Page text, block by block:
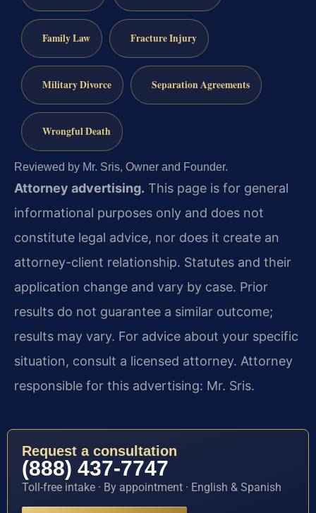
Family Law Fracture Injury
Military Divorce Separation Agreements
Wrongful Death
Reviewed by Mr. Sris, Owner and Founder.
Attorney advertising. This page is for general
informational purposes only and does not
constitute legal advice, nor does it create an
attorney-client relationship. Statutes and their
application change and vary by case. Prior
results do not guarantee a similar outcome;
results may vary. For advice about your specific
situation, consult a licensed attorney. Attorney
responsible for this advertising: Mr. Sris.
Request a consultation
(888) 437-7747
Toll-free intake · By appointment · English & Spanish